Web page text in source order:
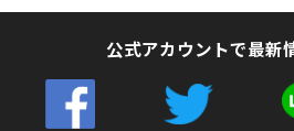
公式アカウントで最新